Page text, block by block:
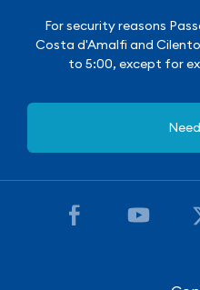
For security reasons
Costa d'Amalfi and
to 5:00, except for